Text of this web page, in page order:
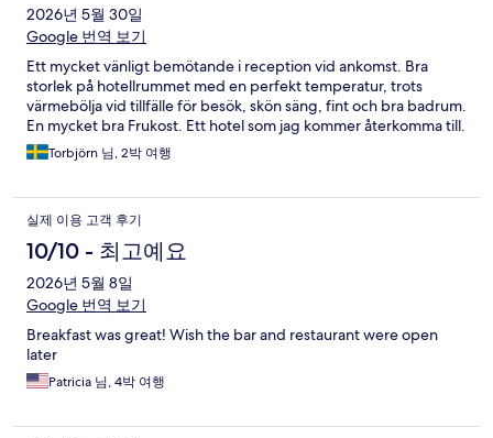
2026년 5월 30일
Google 번역 보기
Ett mycket vänligt bemötande i reception vid ankomst. Bra
storlek på hotellrummet med en perfekt temperatur, trots
värmebölja vid tillfälle för besök, skön säng, fint och bra badrum.
En mycket bra Frukost. Ett hotel som jag kommer återkomma till.
Torbjörn 님, 2박 여행
실제 이용 고객 후기
10/10 - 최고예요
2026년 5월 8일
Google 번역 보기
Breakfast was great! Wish the bar and restaurant were open
later
Patricia 님, 4박 여행